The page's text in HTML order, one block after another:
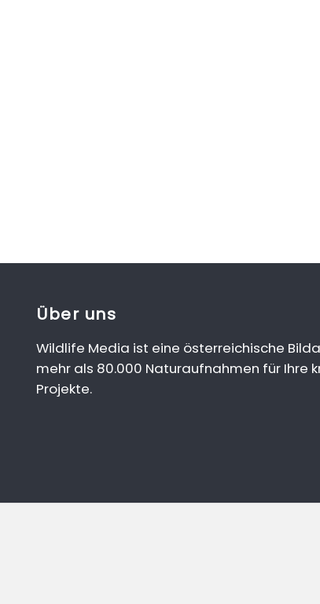
Über uns
Wildlife Media ist eine österreichische
mehr als 80.000 Naturaufnahmen für Ihre
Projekte.